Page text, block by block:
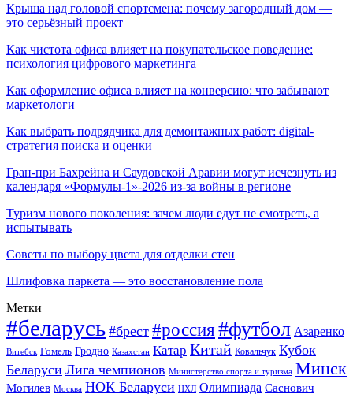
Крыша над головой спортсмена: почему загородный дом —
это серьёзный проект
Как чистота офиса влияет на покупательское поведение:
психология цифрового маркетинга
Как оформление офиса влияет на конверсию: что забывают
маркетологи
Как выбрать подрядчика для демонтажных работ: digital-
стратегия поиска и оценки
Гран-при Бахрейна и Саудовской Аравии могут исчезнуть из
календаря «Формулы-1»-2026 из-за войны в регионе
Туризм нового поколения: зачем люди едут не смотреть, а
испытывать
Советы по выбору цвета для отделки стен
Шлифовка паркета — это восстановление пола
Метки
#беларусь #брест #россия#футбол Азаренко
Витебск Гомель Гродно Казахстан Катар Китай Ковальчук Кубок
Беларуси Лига чемпионов Министерство спорта и туризма Минск
Могилев Москва НОК Беларуси НХЛ Олимпиада Саснович